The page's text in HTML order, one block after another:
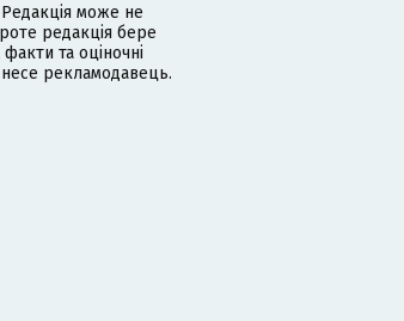
може не
редакція бере
та оціночні
несе рекламодавець.